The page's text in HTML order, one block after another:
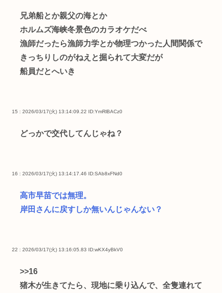
兄弟船とか親父の海とか
ホルムズ海峡冬景色のカラオケだべ
漁師だったら漁師力学とか物理つかった人間関係で
きっちりしのがねえと掘られて大変だが
船員だとへいき
15 : 2026/03/17(火) 13:14:09.22 ID:YmRlBACz0
どっかで交代してんじゃね？
16 : 2026/03/17(火) 13:14:17.46 ID:SAb8xFNd0
高市早苗では無理。
岸田さんに戻すしか無いんじゃんない？
22 : 2026/03/17(火) 13:16:05.83 ID:wKX4yBkV0
>>16
猪木が生きてたら、現地に乗り込んで、全隻連れて